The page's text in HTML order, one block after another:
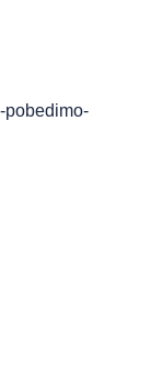
pobedimo-